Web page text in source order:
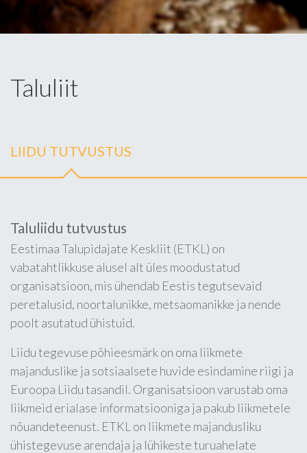
Taluliit
LIIDU TUTVUSTUS
Taluliidu tutvustus
Eestimaa Talupidajate Keskliit (ETKL) on
vabatahtlikkuse alusel alt üles moodustatud
organisatsioon, mis ühendab Eestis tegutsevaid
peretalusid, noortalunikke, metsaomanikke ja nende
poolt asutatud ühistuid.
Liidu tegevuse põhieesmärk on oma liikmete
majanduslike ja sotsiaalsete huvide esindamine riigi ja
Euroopa Liidu tasandil. Organisatsioon varustab oma
liikmeid erialase informatsiooniga ja pakub liikmetele
nõuandeteenust. ETKL on liikmete majandusliku
ühistegevuse arendaja ja lühikeste turuahelate